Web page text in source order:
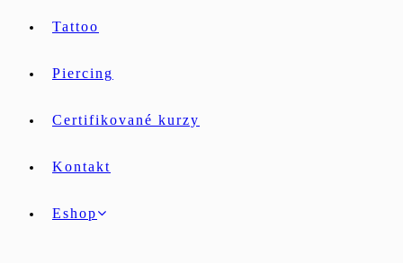
Tattoo
Piercing
Certifikované kurzy
Kontakt
Eshop